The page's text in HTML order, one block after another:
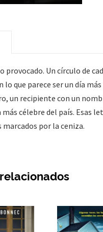
provocado. Un círculo de
lo que parece ser un día
un recipiente con un
célebre del país. Esas
marcados por la ceniza.